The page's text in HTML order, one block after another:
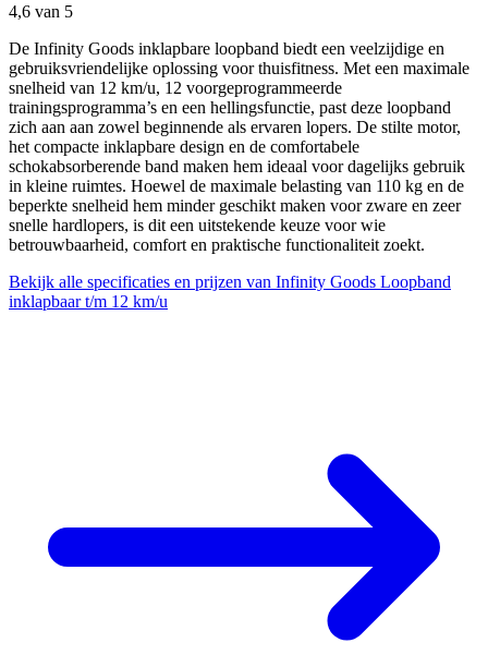
4,6 van 5
De Infinity Goods inklapbare loopband biedt een veelzijdige en
gebruiksvriendelijke oplossing voor thuisfitness. Met een maximale
snelheid van 12 km/u, 12 voorgeprogrammeerde
trainingsprogramma’s en een hellingsfunctie, past deze loopband
zich aan aan zowel beginnende als ervaren lopers. De stilte motor,
het compacte inklapbare design en de comfortabele
schokabsorberende band maken hem ideaal voor dagelijks gebruik
in kleine ruimtes. Hoewel de maximale belasting van 110 kg en de
beperkte snelheid hem minder geschikt maken voor zware en zeer
snelle hardlopers, is dit een uitstekende keuze voor wie
betrouwbaarheid, comfort en praktische functionaliteit zoekt.
Bekijk alle specificaties en prijzen van Infinity Goods Loopband
inklapbaar t/m 12 km/u